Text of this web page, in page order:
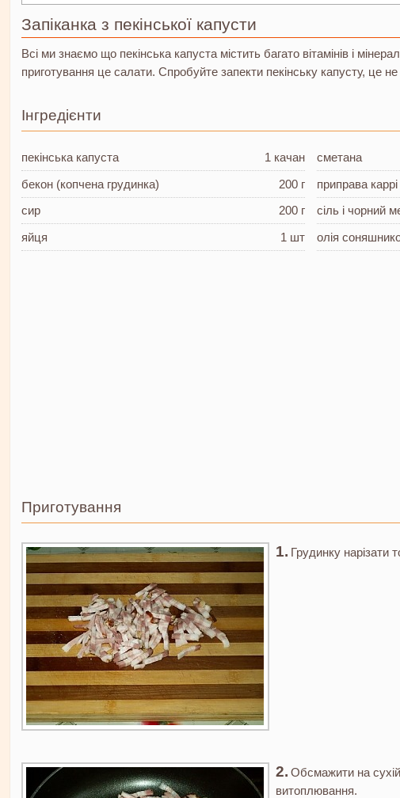
Запіканка з пекінської капусти
Всі ми знаємо що пекінська капуста містить багато вітамінів і
приготування це салати. Спробуйте запекти пекінську капусту, це
Інгредієнти
пекінська капуста
1 качан
бекон (копчена грудинка)
200 г
сир
200 г
яйця
1 шт
сметана
приправа каррі
сіль і чорний
олія
Приготування
Грудинку нарізати
Обсмажити на
витоплювання.